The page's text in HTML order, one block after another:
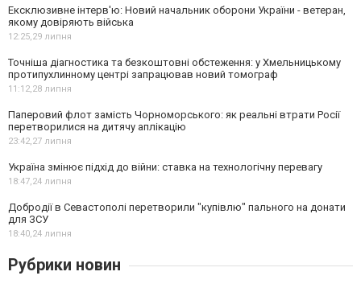
Ексклюзивне інтерв'ю: Новий начальник оборони України - ветеран,
якому довіряють війська
12:25,29 липня
Точніша діагностика та безкоштовні обстеження: у Хмельницькому
протипухлинному центрі запрацював новий томограф
11:12,28 липня
Паперовий флот замість Чорноморського: як реальні втрати Росії
перетворилися на дитячу аплікацію
23:42,27 липня
Україна змінює підхід до війни: ставка на технологічну перевагу
18:47,24 липня
Добродії в Севастополі перетворили "купівлю" пального на донати
для ЗСУ
18:40,24 липня
Рубрики новин